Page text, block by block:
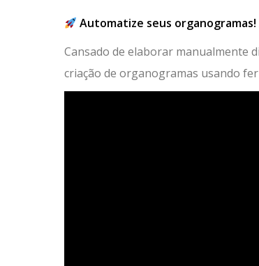
Automatize seus organogramas!
Cansado de elaborar manualmente
criação de organogramas usando